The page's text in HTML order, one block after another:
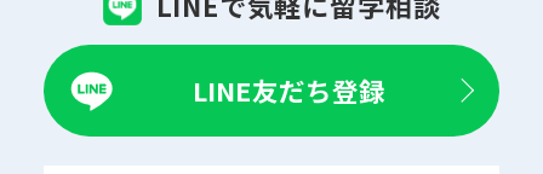
LINE友だち登録